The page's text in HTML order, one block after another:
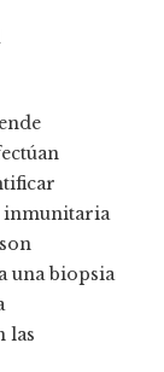
inmunitaria
una biopsia
las